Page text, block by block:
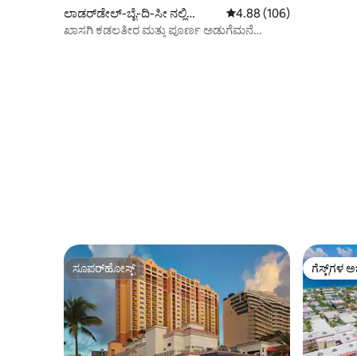
ಲಾಡರ್‌ಡೇಲ್-ಬೈ-ದಿ-ಸೀ ನಲ್ಲಿ
ಕಾಂಡೋ
5 ರಲ್ಲಿ 4.88 ಸರಾಸರಿ
4.88 (106)
ಖಾಸಗಿ ಕಡಲತೀರ ಮತ್ತು ಪೂರ್ಣ ಅಡುಗೆಮನೆ
ಸೂಪರ್‌ಹೋಸ್ಟ್
ಸೂಪರ್‌ಹೋಸ್ಟ್ ಗೆಸ್ಟ್‌ಗಳ
ಗೆಸ್ಟ್‌ಗಳ